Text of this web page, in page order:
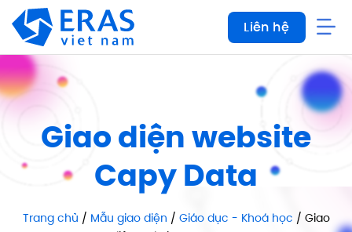
qua
dung
Liên hệ
Giao diện website
Capy Data
Trang chủ / Mẫu giao diện / Giáo dục - Khoá học / Giao